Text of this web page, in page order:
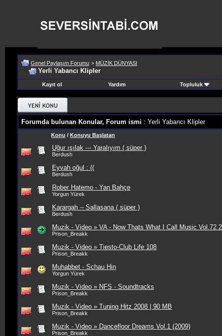
Genel Paylaşım Forumu > MÜZİK DÜNYASI
Yerli Yabancı Klipler
Kayıt ol Yardım Topluluk
Forumda bulunan Konular, Forum ismi : Yerli Yabancı Klipler
Konu / Konuyu Başlatan
Uğur ışılak --- Yaralıyım ( süper )
Berdush
Eyvah oğul : ((
Berdush
Rober Hatemo - Yan Bahçe
Yorgun Yürek
Karargah -- Sallasana ( süper )
Berdush
Muzik - Video » VA - Now Thats What I Call Music Vol.72
Prison_Breakk
Muzik - Video » Tiesto-Club Life 108
Prison_Breakk
Muhabbet - Schau Hin
Yorgun Yürek
Muzik - Video » NFS - Soundtracks
Prison_Breakk
Muzik - Video » Tuning Hitz 2008 | 90 MB
Prison_Breakk
Muzik - Video » Dancefloor Dreams Vol.1 (2009)
Prison_Breakk